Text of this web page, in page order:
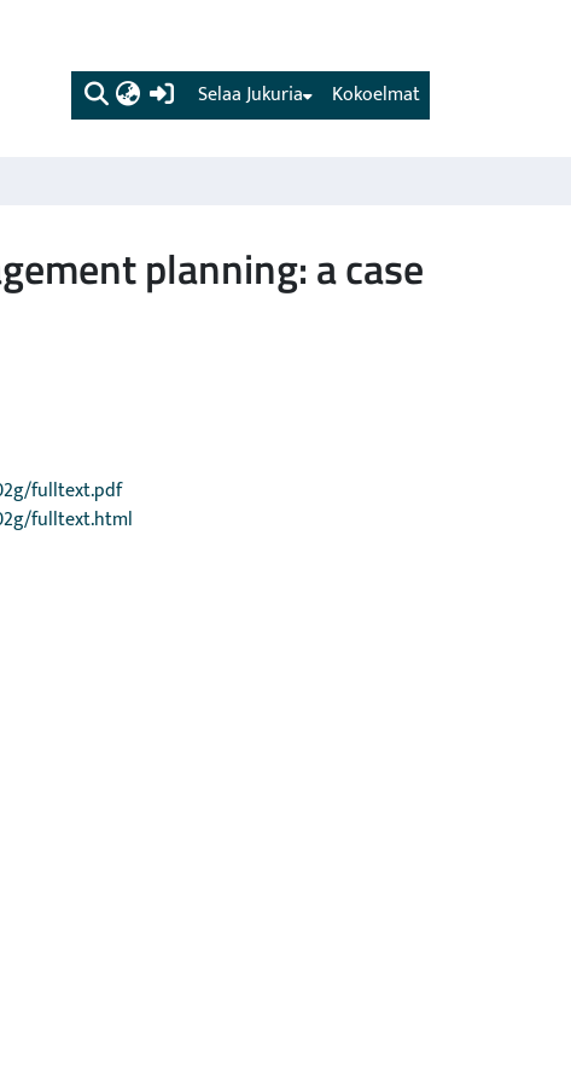
(current) Kokoelmat
Selaa Jukuria
planning: a case
fulltext.pdf
fulltext.html